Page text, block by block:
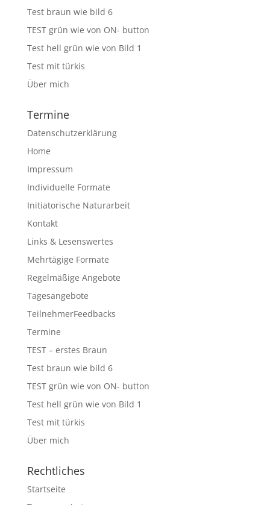
Test braun wie bild 6
TEST grün wie von ON- button
Test hell grün wie von Bild 1
Test mit türkis
Über mich
Termine
Datenschutzerklärung
Home
Impressum
Individuelle Formate
Initiatorische Naturarbeit
Kontakt
Links & Lesenswertes
Mehrtägige Formate
Regelmäßige Angebote
Tagesangebote
TeilnehmerFeedbacks
Termine
TEST – erstes Braun
Test braun wie bild 6
TEST grün wie von ON- button
Test hell grün wie von Bild 1
Test mit türkis
Über mich
Rechtliches
Startseite